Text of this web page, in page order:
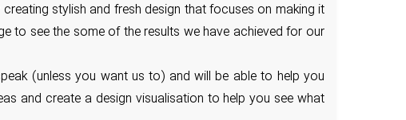
stylish and fresh design that focuses on making it
to see the some of the results we have achieved for our
(unless you want us to) and will be able to help you
and create a design visualisation to help you see what